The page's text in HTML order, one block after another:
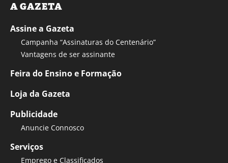
A GAZETA
Assine a Gazeta
Campanha “Assinaturas do Centenário”
Vantagens de ser assinante
Feira do Ensino e Formação
Loja da Gazeta
Publicidade
Anuncie Connosco
Serviços
Emprego e Classificados